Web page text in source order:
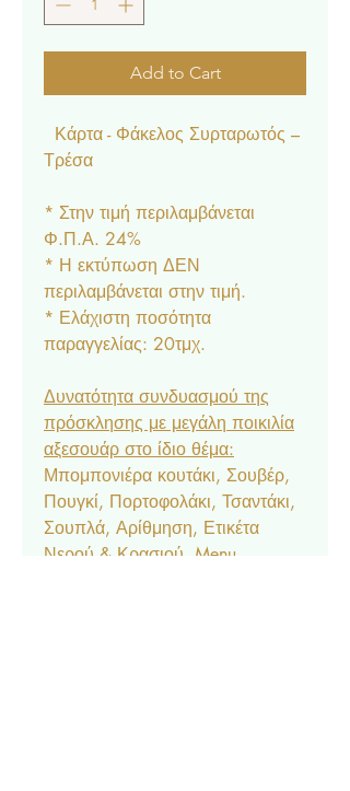
Add to Cart
Κάρτα - Φάκελος Συρταρωτός –
Τρέσα
* Στην τιμή περιλαμβάνεται
Φ.Π.Α. 24%
* Η εκτύπωση ΔΕΝ
περιλαμβάνεται στην τιμή.
* Ελάχιστη ποσότητα
παραγγελίας: 20τμχ.
Δυνατότητα συνδυασμού της
πρόσκλησης με μεγάλη ποικιλία
αξεσουάρ στο ίδιο θέμα:
Μπομπονιέρα κουτάκι, Σουβέρ,
Πουγκί, Πορτοφολάκι, Τσαντάκι,
Σουπλά, Αρίθμηση, Ετικέτα
Νερού & Κρασιού, Menu,